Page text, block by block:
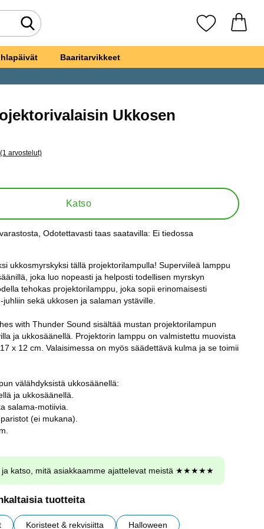
Tee haku Suosikkini
Baaritarvikkeet
Ukkosen
kaikki arvostelut
(1 arvostelut)
Katso
, Odotettavasti taas saatavilla: Ei tiedossa
ukkosmyrskyksi tällä projektorilampulla! Superviileä lamppu
joka luo nopeasti ja helposti todellisen myrskyn
tehokas projektorilamppu, joka sopii erinomaisesti
sekä ukkosen ja salaman ystäville.
with Thunder Sound sisältää mustan projektorilampun
ja ukkosäänellä. Projektorin lamppu on valmistettu muovista
x 12 cm. Valaisimessa on myös säädettävä kulma ja se toimii
välähdyksistä ukkosäänellä:
ja ukkosäänellä.
salama-motiivia.
(ei mukana).
ja katso, mitä asiakkaamme ajattelevat meistä ★★★★★
tuotteita
Koristeet & rekvisiitta Halloween